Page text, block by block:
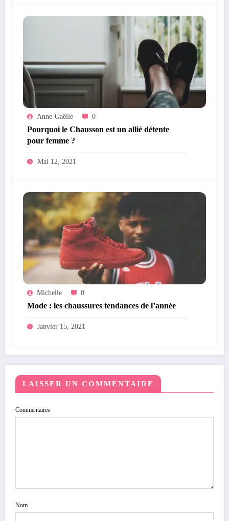
Anne-Gaëlle 0
Pourquoi le Chausson est un allié détente
pour femme ?
Mai 12, 2021
Michelle 0
Mode : les chaussures tendances de l’année
Janvier 15, 2021
LAISSER UN COMMENTAIRE
Commentaires
Nom